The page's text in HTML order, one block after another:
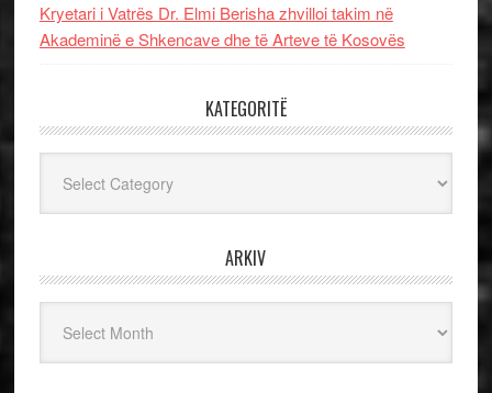
Kryetari i Vatrës Dr. Elmi Berisha zhvilloi takim në
Akademinë e Shkencave dhe të Arteve të Kosovës
KATEGORITË
ARKIV